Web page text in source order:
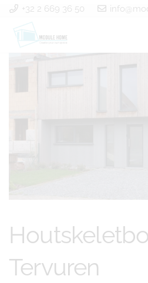
+32 2 669 36 50
Tervuren